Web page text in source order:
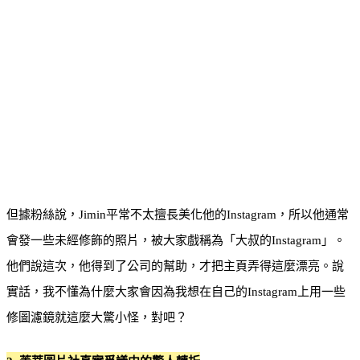
但據粉絲說，Jimin平常不太擅長美化他的Instagram，所以他通常
會發一些未經修飾的照片，被大家戲稱為「大叔的Instagram」。
他們說這次，他得到了公司的幫助，才把主頁弄得這麼漂亮。說
實話，我不懂為什麼大家會因為我想在自己的Instagram上用一些
修圖濾鏡就這麼大驚小怪，對吧？